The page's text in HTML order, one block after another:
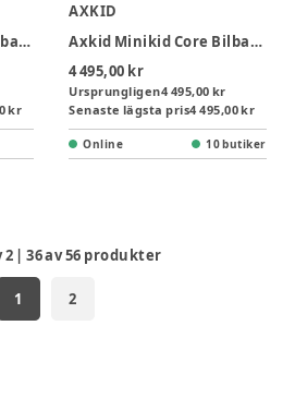
Graco SnugGo R129 Bilbarnstol - Midnight
kr
AXKID
Axkid Minikid Core Bilbarnstol - Coastal Storm Black
4 495,00 kr
Ursprungligen4 495,00 kr
Senaste lägsta pris4 495,00 kr
Online 10 butiker
2 |36av56 produkter
1 2